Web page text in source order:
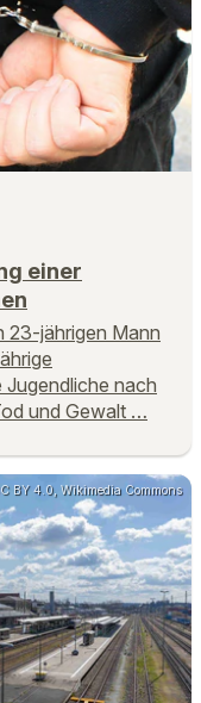
einer
23-jährigen Mann
nach
und Gewalt …
BY 4.0, Wikimedia Commons